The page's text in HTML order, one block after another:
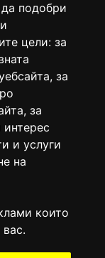
подобри
цели: за
, за
, за
и услуги
на
които
.
в националния